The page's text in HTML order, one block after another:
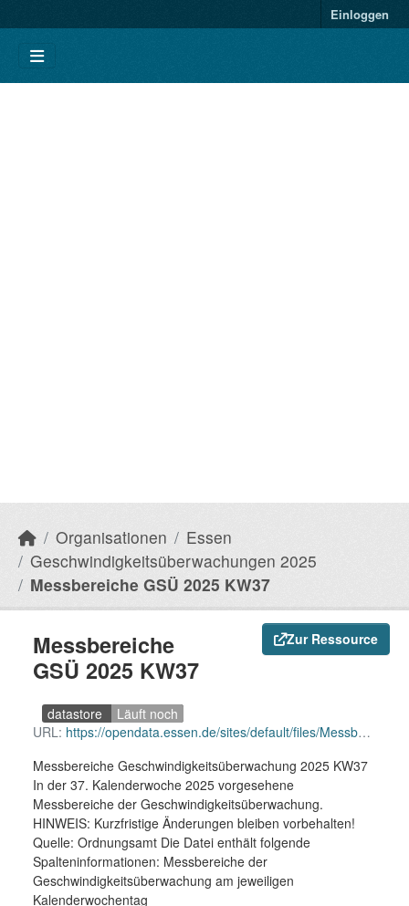
Einloggen
Organisationen
Essen
Geschwindigkeitsüberwachungen 2025
Messbereiche GSÜ 2025 KW37
Zur Ressource
Messbereiche
GSÜ 2025 KW37
datastore
Läuft noch
URL: https://opendata.essen.de/sites/default/files/Messbereiche%20GSU%202025%20KW37.csv
Messbereiche Geschwindigkeitsüberwachung 2025 KW37
In der 37. Kalenderwoche 2025 vorgesehene
Messbereiche der Geschwindigkeitsüberwachung.
HINWEIS: Kurzfristige Änderungen bleiben vorbehalten!
Quelle: Ordnungsamt Die Datei enthält folgende
Spalteninformationen: Messbereiche der
Geschwindigkeitsüberwachung am jeweiligen
Kalenderwochentag